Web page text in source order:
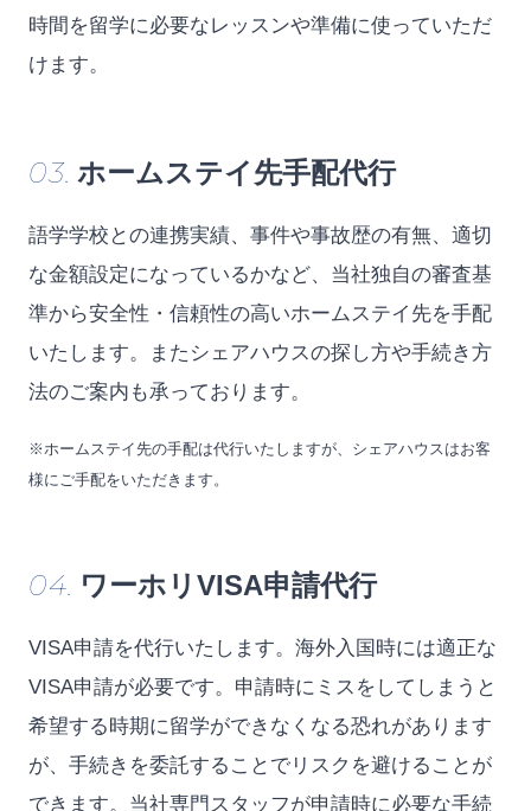
時間を留学に必要なレッスンや準備に使っていただ
けます。
03. ホームステイ先手配代行
語学学校との連携実績、事件や事故歴の有無、適切
な金額設定になっているかなど、当社独自の審査基
準から安全性・信頼性の高いホームステイ先を手配
いたします。またシェアハウスの探し方や手続き方
法のご案内も承っております。
※ホームステイ先の手配は代行いたしますが、シェアハウスはお客
様にご手配をいただきます。
04. ワーホリVISA申請代行
VISA申請を代行いたします。海外入国時には適正な
VISA申請が必要です。申請時にミスをしてしまうと
希望する時期に留学ができなくなる恐れがあります
が、手続きを委託することでリスクを避けることが
できます。当社専門スタッフが申請時に必要な手続